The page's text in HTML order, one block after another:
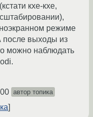
кхе-кхе,
режиме
после выходы из
можно наблюдать
автор топика